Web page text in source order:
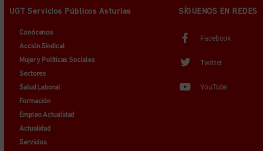
UGT Servicios Públicos Asturias
Conócenos
Acción Sindical
Mujer y Políticas Sociales
Sectores
Salud Laboral
Formación
Empleo Actualidad
Actualidad
Servicios
SÍGUENOS EN REDES
Facebook
Twitter
YouTube